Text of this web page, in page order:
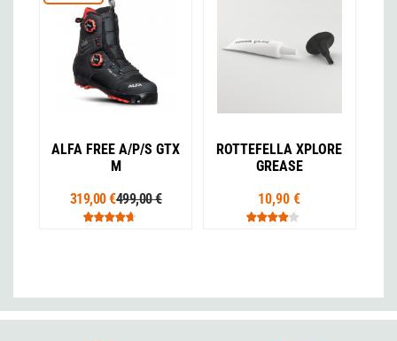
ALFA FREE A/P/S GTX
M
319,00 €499,00 €
ROTTEFELLA XPLORE
GREASE
10,90 €